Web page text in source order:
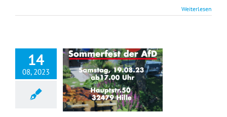
ein!
Weiterlesen
14
08, 2023